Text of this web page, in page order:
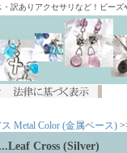
訳ありアクセサリなど！ビー
Metal Color (金属ベース)
Cross (Silver)